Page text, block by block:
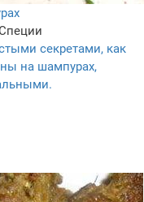
секретами, как
на шампурах,